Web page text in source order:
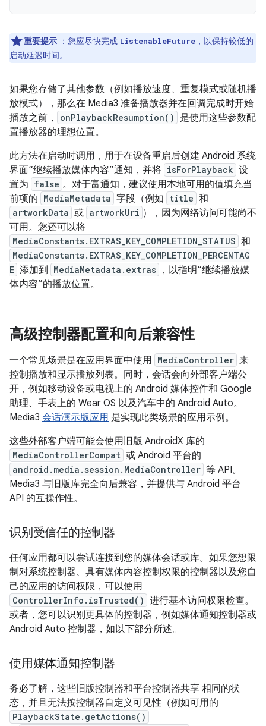
重要提示 ：您应尽快完成 ListenableFuture ，以保持较低的
启动延迟时间。
如果您存储了其他参数（例如播放速度、重复模式或随机播
放模式），那么在 Media3 准备播放器并在回调完成时开始
播放之前，
onPlaybackResumption()
是使用这些参数配
置播放器的理想位置。
此方法在启动时调用，用于在设备重启后创建 Android 系统
界面“继续播放媒体内容”通知，并将 isForPlayback 设
置为 false 。对于富通知，建议使用本地可用的值填充当
前项的 MediaMetadata 字段（例如 title 和
artworkData 或 artworkUri ），因为网络访问可能尚不
可用。您还可以将
MediaConstants.EXTRAS_KEY_COMPLETION_STATUS 和
MediaConstants.EXTRAS_KEY_COMPLETION_PERCENTAG
E 添加到 MediaMetadata.extras
，以指明“继续播放媒
体内容”的播放位置。
高级控制器配置和向后兼容性
一个常见场景是在应用界面中使用 MediaController 来
控制播放和显示播放列表。同时，会话会向外部客户端公
开，例如移动设备或电视上的 Android 媒体控件和 Google
助理、手表上的 Wear OS 以及汽车中的 Android Auto。
Media3 会话演示版应用 是实现此类场景的应用示例。
这些外部客户端可能会使用旧版 AndroidX 库的
MediaControllerCompat 或 Android 平台的
android.media.session.MediaController 等 API。
Media3 与旧版库完全向后兼容，并提供与 Android 平台
API 的互操作性。
识别受信任的控制器
任何应用都可以尝试连接到您的媒体会话或库。如果您想限
制对系统控制器、具有媒体内容控制权限的控制器以及您自
己的应用的访问权限，可以使用
ControllerInfo.isTrusted() 进行基本访问权限检查。
或者，您可以识别更具体的控制器，例如媒体通知控制器或
Android Auto 控制器，如以下部分所述。
使用媒体通知控制器
务必了解，这些旧版控制器和平台控制器共享 相同的状
态，并且无法按控制器自定义可见性（例如可用的
PlaybackState.getActions()